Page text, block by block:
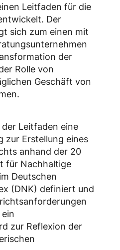
Leitfaden für die
Der
sich zum einen mit
der
Rolle von
Geschäft von
Leitfaden eine
zur Erstellung eines
anhand der 20
für Nachhaltige
Deutschen
(DNK) definiert und
zur Reflexion der